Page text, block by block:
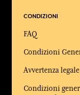
CONDIZIONI
FAQ
Condizioni
Avvertenza legale
Condizioni